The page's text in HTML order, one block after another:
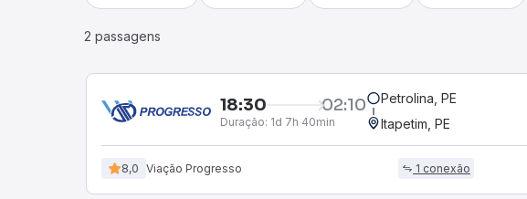
2 passagens
18:30 02:10
Duração: 1d 7h 40min
Petrolina, PE
Itapetim, PE
8,0 Viação Progresso 1 conexão